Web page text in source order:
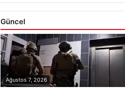
Güncel
Ağustos 7, 2026